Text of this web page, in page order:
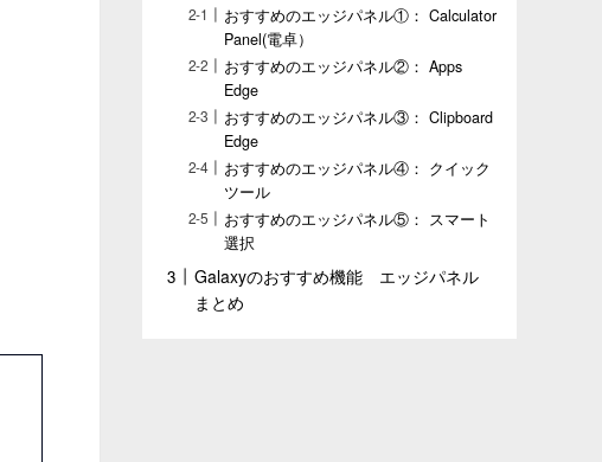
おすすめのエッジパネル①： Calculator
Panel(電卓）
おすすめのエッジパネル②： Apps
Edge
おすすめのエッジパネル③： Clipboard
Edge
おすすめのエッジパネル④： クイック
ツール
おすすめのエッジパネル⑤： スマート
選択
Galaxyのおすすめ機能 エッジパネル
まとめ